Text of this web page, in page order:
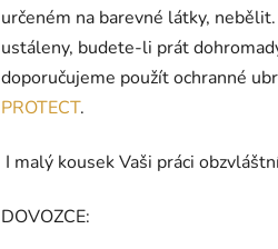
určeném na barevné látky,
ustáleny, budete-li prát
doporučujeme použít ochranné
PROTECT.
I malý kousek Vaši práci
DOVOZCE: